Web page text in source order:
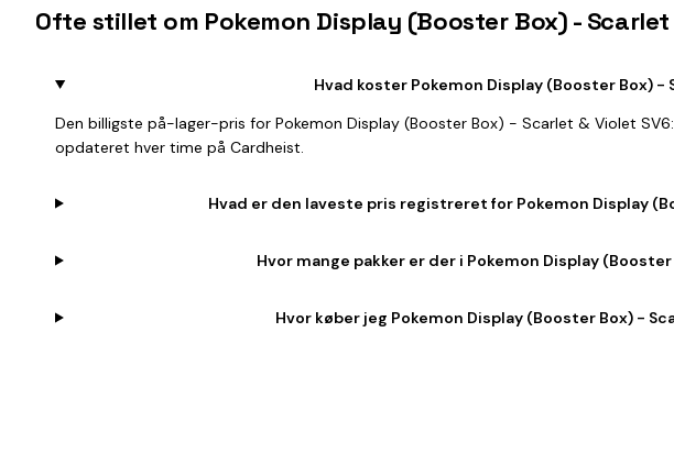
Ofte stillet om Pokemon Display (Booster Box) - Scarlet
Hvad koster Pokemon Display (Booster Box) -
Den billigste på-lager-pris for Pokemon Display (Booster Box) - Scarlet & Violet
opdateret hver time på Cardheist.
Hvad er den laveste pris registreret for Pokemon Display
Hvor mange pakker er der i Pokemon Display
Hvor køber jeg Pokemon Display (Booster Box) -